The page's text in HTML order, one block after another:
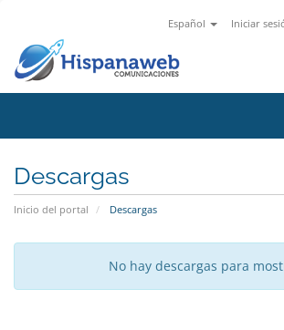
Español Iniciar
Descargas
Inicio del portal Descargas
No hay descargas para